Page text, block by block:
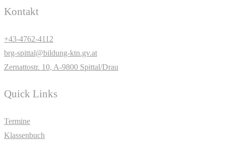
Kontakt
+43-4762-4112
brg-spittal@bildung-ktn.gv.at
Zernattostr. 10, A-9800 Spittal/Drau
Quick Links
Termine
Klassenbuch